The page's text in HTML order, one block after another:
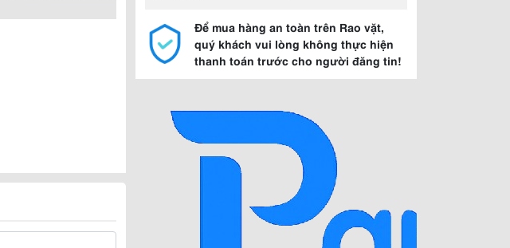
Để mua hàng an toàn trên Rao vặt,
quý khách vui lòng không thực hiện
thanh toán trước cho người đăng tin!